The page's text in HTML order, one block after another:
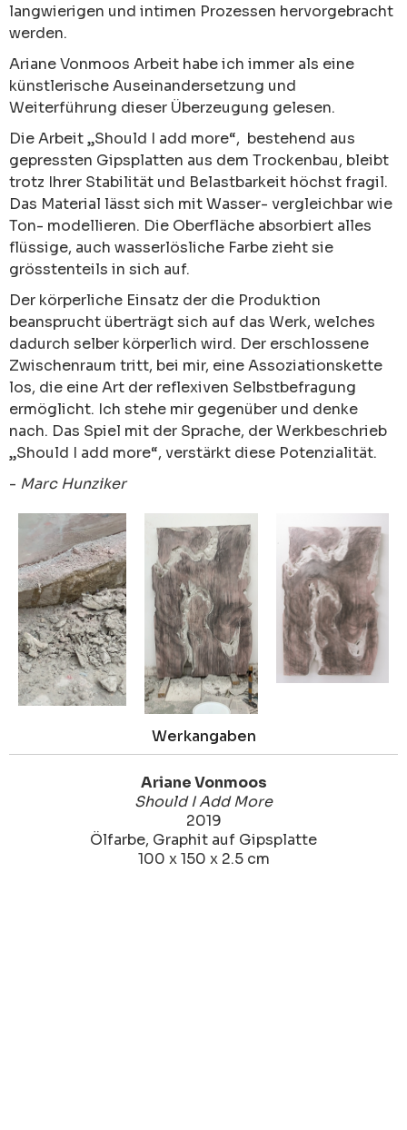
langwierigen und intimen Prozessen hervorgebracht
werden.
Ariane Vonmoos Arbeit habe ich immer als eine
künstlerische Auseinandersetzung und
Weiterführung dieser Überzeugung gelesen.
Die Arbeit „Should I add more“, bestehend aus
gepressten Gipsplatten aus dem Trockenbau, bleibt
trotz Ihrer Stabilität und Belastbarkeit höchst fragil.
Das Material lässt sich mit Wasser- vergleichbar wie
Ton- modellieren. Die Oberfläche absorbiert alles
flüssige, auch wasserlösliche Farbe zieht sie
grösstenteils in sich auf.
Der körperliche Einsatz der die Produktion
beansprucht überträgt sich auf das Werk, welches
dadurch selber körperlich wird. Der erschlossene
Zwischenraum tritt, bei mir, eine Assoziationskette
los, die eine Art der reflexiven Selbstbefragung
ermöglicht. Ich stehe mir gegenüber und denke
nach. Das Spiel mit der Sprache, der Werkbeschrieb
„Should I add more“, verstärkt diese Potenzialität.
- Marc Hunziker
Werkangaben
Ariane Vonmoos
Should I Add More
2019
Ölfarbe, Graphit auf Gipsplatte
100 x 150 x 2.5 cm